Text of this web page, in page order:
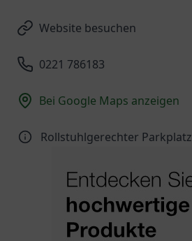
Website besuchen
0221 786183
Bei Google Maps anzeigen
Rollstuhlgerechter Parkplatz